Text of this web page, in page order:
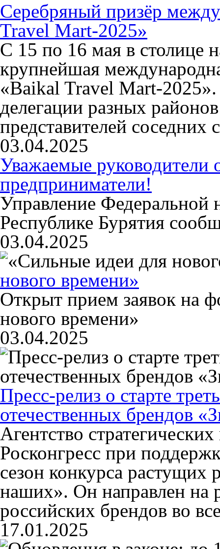
Серебряный призёр
Travel Mart-2025»
С 15 по 16 мая в столице
крупнейшая
«Baikal Travel Mart-
делегации разных
представителей
03.04.2025
Уважаемые руководители
предприниматели!
Управление Федеральной
Республике Бурятия
03.04.2025
нового времени»
Открыт прием заявок на
нового времени»
03.04.2025
Пресс-релиз о старте
отечественных брендов
Агентство
Росконгресс при
сезон конкурса растущих
наших». Он направлен на
российских брендов во
17.01.2025